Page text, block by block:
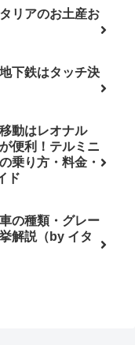
リアのお土産お
下鉄はタッチ決
動はレオナル
便利！テルミニ
乗り方・料金・
ド
の種類・グレー
解説（by イタ